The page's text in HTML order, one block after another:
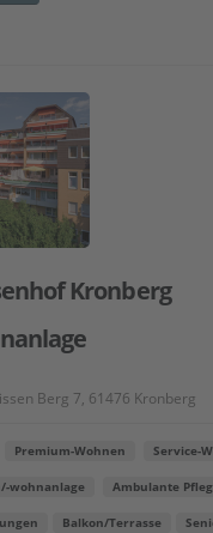
Kronberg
Berg 7, 61476 Kronberg
Premium-Wohnen Service-
wohnanlage Ambulante
Balkon/Terrasse